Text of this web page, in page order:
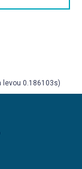
levou 0.186103s)